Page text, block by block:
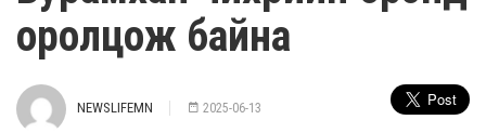
оролцож байна
NEWSLIFEMN 2025-06-13